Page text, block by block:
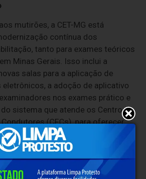
mutirões, a CET-MG está
contínua dos
tanto para exames teóricos
Minas Gerais. Isso inclui a
salas para a aplicação de
a adoção de aplicativo
nos exames prático e
sistema que atende os Centros
(CFCs), para oferecer
vez mais ágil, transparente e
práticas.